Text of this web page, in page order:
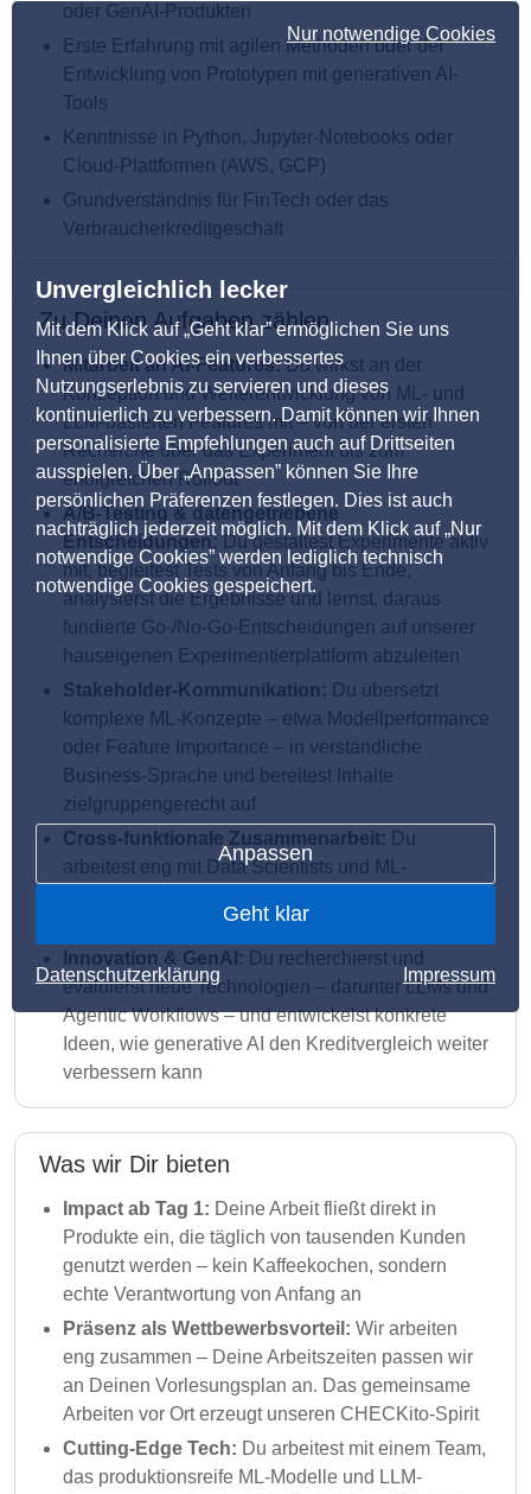
Nur notwendige Cookies
Unvergleichlich lecker
Mit dem Klick auf „Geht klar” ermöglichen Sie uns
Ihnen über Cookies ein verbessertes
Nutzungserlebnis zu servieren und dieses
kontinuierlich zu verbessern. Damit können wir Ihnen
personalisierte Empfehlungen auch auf Drittseiten
ausspielen. Über „Anpassen” können Sie Ihre
persönlichen Präferenzen festlegen. Dies ist auch
nachträglich jederzeit möglich. Mit dem Klick auf „Nur
notwendige Cookies” werden lediglich technisch
notwendige Cookies gespeichert.
Anpassen
Geht klar
Datenschutzerklärung Impressum
oder GenAI-Produkten
Erste Erfahrung mit agilen Methoden oder der
Entwicklung von Prototypen mit generativen AI-
Tools
Kenntnisse in Python, Jupyter-Notebooks oder
Cloud-Plattformen (AWS, GCP)
Grundverständnis für FinTech oder das
Verbraucherkreditgeschäft
Zu Deinen Aufgaben zählen
Mitarbeit an AI-Features:Du wirkst an der
Konzeption und Weiterentwicklung von ML- und
LLM-basierten Features mit – von der ersten
Recherche über das Experiment bis zum
erfolgreichen Rollout
A/B-Testing & datengetriebene
Entscheidungen:Du gestaltest Experimente aktiv
mit, begleitest Tests von Anfang bis Ende,
analysierst die Ergebnisse und lernst, daraus
fundierte Go-/No-Go-Entscheidungen auf unserer
hauseigenen Experimentierplattform abzuleiten
Stakeholder-Kommunikation: Du übersetzt
komplexe ML-Konzepte – etwa Modellperformance
oder Feature Importance – in verständliche
Business-Sprache und bereitest Inhalte
zielgruppengerecht auf
Cross-funktionale Zusammenarbeit: Du
arbeitest eng mit Data Scientists und ML-
echte, kundenwirksame Produkte zu überführen
Innovation & GenAI: Du recherchierst und
evaluierst neue Technologien – darunter LLMs und
Agentic Workflows – und entwickelst konkrete
Ideen, wie generative AI den Kreditvergleich weiter
verbessern kann
Was wir Dir bieten
Impact ab Tag 1: Deine Arbeit fließt direkt in
Produkte ein, die täglich von tausenden Kunden
genutzt werden – kein Kaffeekochen, sondern
echte Verantwortung von Anfang an
Präsenz als Wettbewerbsvorteil: Wir arbeiten
eng zusammen – Deine Arbeitszeiten passen wir
an Deinen Vorlesungsplan an. Das gemeinsame
Arbeiten vor Ort erzeugt unseren CHECKito-Spirit
Cutting-Edge Tech: Du arbeitest mit einem Team,
das produktionsreife ML-Modelle und LLM-